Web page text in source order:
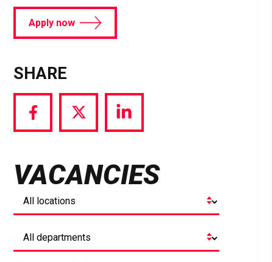
Apply now
SHARE
Share
via
Share
via
Share
via
VACANCIES